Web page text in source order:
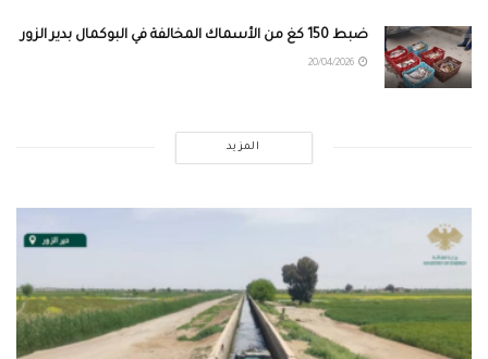
ضبط 150 كغ من الأسماك المخالفة في البوكمال بدير الزور
المزيد